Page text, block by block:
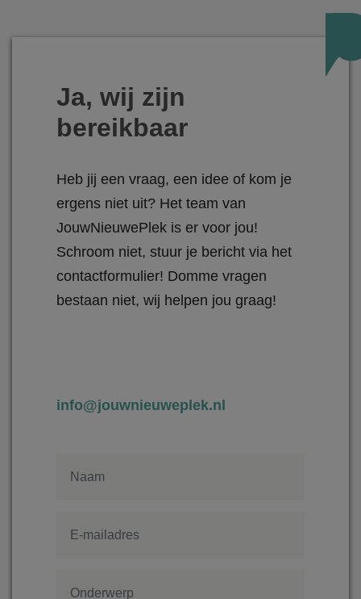
Ja, wij zijn
bereikbaar
Heb jij een vraag, een idee of kom je
ergens niet uit? Het team van
JouwNieuwePlek is er voor jou!
Schroom niet, stuur je bericht via het
contactformulier! Domme vragen
bestaan niet, wij helpen jou graag!
info@jouwnieuweplek.nl